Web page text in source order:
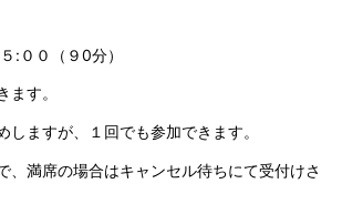
:００（９0分）
ます。
しますが、１回でも参加できます。
、満席の場合はキャンセル待ちにて受付けさ